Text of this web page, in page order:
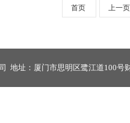
首页 上一页
地址：厦门市思明区鹭江道100